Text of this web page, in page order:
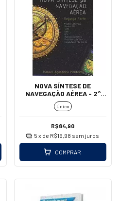
NOVA SÍNTESE DE
NAVEGAÇÃO AÉREA - 2°
PARTE
Único
R$84,90
5 x de R$16,98 sem juros
COMPRAR